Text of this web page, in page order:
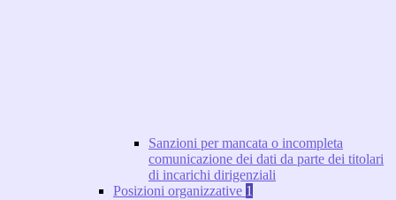
Sanzioni per mancata o incompleta
comunicazione dei dati da parte dei titolari
di incarichi dirigenziali
Posizioni organizzative 1